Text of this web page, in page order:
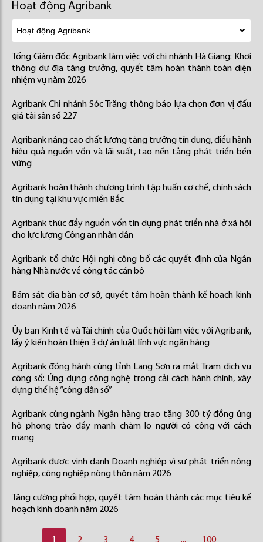
Hoạt động Agribank
Tổng Giám đốc Agribank làm việc với chi nhánh Hà Giang: Khơi
thông dư địa tăng trưởng, quyết tâm hoàn thành toàn diện
nhiệm vụ năm 2026
Agribank Chi nhánh Sóc Trăng thông báo lựa chọn đơn vị đấu
giá tài sản số 227
Agribank nâng cao chất lượng tăng trưởng tín dụng, điều hành
hiệu quả nguồn vốn và lãi suất, tạo nền tảng phát triển bền
vững
Agribank hoàn thành chương trình tập huấn cơ chế, chính sách
tín dụng tại khu vực miền Bắc
Agribank thúc đẩy nguồn vốn tín dụng phát triển nhà ở xã hội
cho lực lượng Công an nhân dân
Agribank tổ chức Hội nghị công bố các quyết định của Ngân
hàng Nhà nước về công tác cán bộ
Bám sát địa bàn cơ sở, quyết tâm hoàn thành kế hoạch kinh
doanh năm 2026
Ủy ban Kinh tế và Tài chính của Quốc hội làm việc với Agribank,
lấy ý kiến hoàn thiện 3 dự án luật lĩnh vực ngân hàng
Agribank đồng hành cùng tỉnh Lạng Sơn ra mắt Trạm dịch vụ
công số: Ứng dụng công nghệ trong cải cách hành chính, xây
dựng thế hệ “công dân số”
Agribank cùng ngành Ngân hàng trao tặng 300 tỷ đồng ủng
hộ phong trào đẩy mạnh chăm lo người có công với cách
mạng
Agribank được vinh danh Doanh nghiệp vì sự phát triển nông
nghiệp, công nghiệp nông thôn năm 2026
Tăng cường phối hợp, quyết tâm hoàn thành các mục tiêu kế
hoạch kinh doanh năm 2026